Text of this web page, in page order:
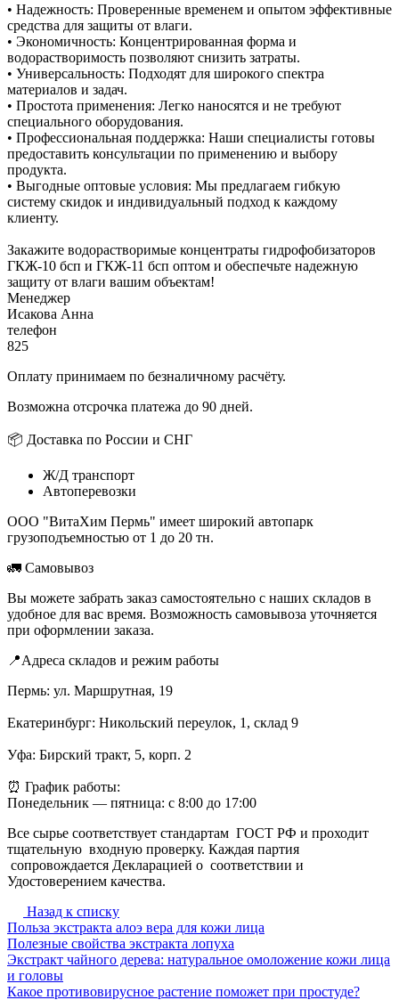
• Надежность: Проверенные временем и опытом эффективные
средства для защиты от влаги.
• Экономичность: Концентрированная форма и
водорастворимость позволяют снизить затраты.
• Универсальность: Подходят для широкого спектра
материалов и задач.
• Простота применения: Легко наносятся и не требуют
специального оборудования.
• Профессиональная поддержка: Наши специалисты готовы
предоставить консультации по применению и выбору
продукта.
• Выгодные оптовые условия: Мы предлагаем гибкую
систему скидок и индивидуальный подход к каждому
клиенту.
Закажите водорастворимые концентраты гидрофобизаторов
ГКЖ-10 бсп и ГКЖ-11 бсп оптом и обеспечьте надежную
защиту от влаги вашим объектам!
Менеджер
Исакова Анна
телефон
825
Оплату принимаем по безналичному расчёту.
Возможна отсрочка платежа до 90 дней.
📦 Доставка по России и СНГ
Ж/Д транспорт
Автоперевозки
ООО "ВитаХим Пермь" имеет широкий автопарк
грузоподъемностью от 1 до 20 тн.
🚛 Самовывоз
Вы можете забрать заказ самостоятельно с наших складов в
удобное для вас время. Возможность самовывоза уточняется
при оформлении заказа.
📍Адреса складов и режим работы
Пермь: ул. Маршрутная, 19
Екатеринбург: Никольский переулок, 1, склад 9
Уфа: Бирский тракт, 5, корп. 2
⏰ График работы:
Понедельник — пятница: с 8:00 до 17:00
Все сырье соответствует стандартам ГОСТ РФ и проходит
тщательную входную проверку. Каждая партия
сопровождается Декларацией о соответствии и
Удостоверением качества.
Назад к списку
Польза экстракта алоэ вера для кожи лица
Полезные свойства экстракта лопуха
Экстракт чайного дерева: натуральное омоложение кожи лица
и головы
Какое противовирусное растение поможет при простуде?